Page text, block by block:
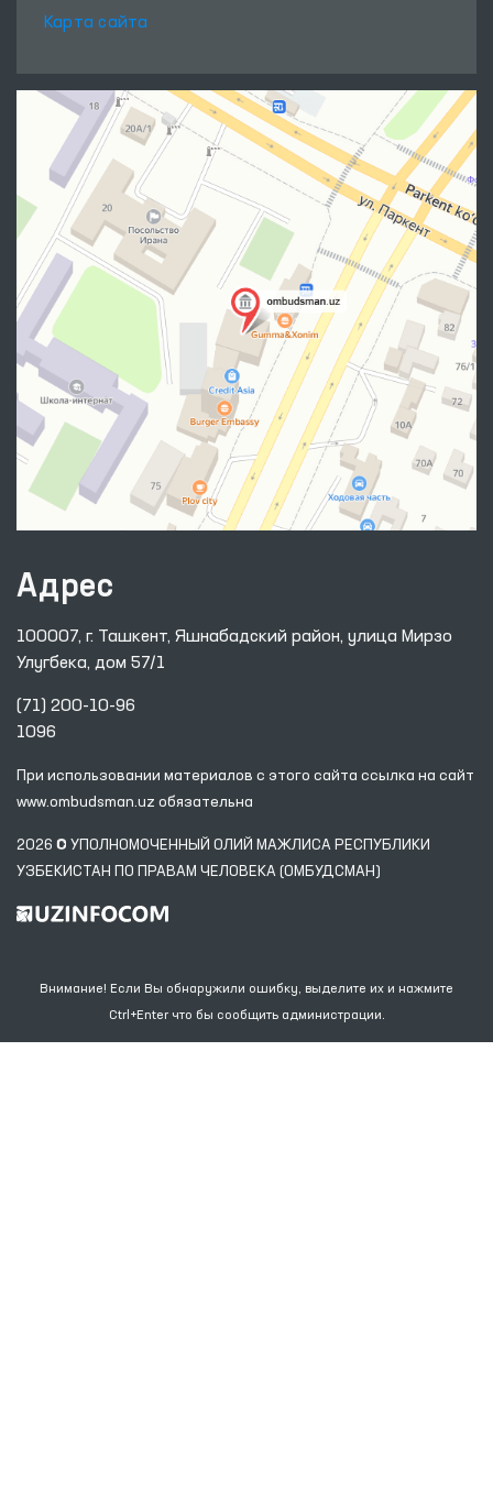
Карта сайта
Адрес
100007, г. Ташкент, Яшнабадский район, улица Мирзо
Улугбека, дом 57/1
(71) 200-10-96
1096
При использовании материалов с этого сайта ссылка на сайт
www.ombudsman.uz обязательна
2026 © УПОЛНОМОЧЕННЫЙ ОЛИЙ МАЖЛИСА РЕСПУБЛИКИ
УЗБЕКИСТАН ПО ПРАВАМ ЧЕЛОВЕКА (ОМБУДСМАН)
Внимание! Если Вы обнаружили ошибку, выделите их и нажмите
Ctrl+Enter что бы сообщить администрации.